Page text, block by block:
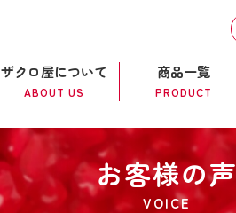
ザクロ屋について
ABOUT US
商品一覧
PRODUCT
お客様の声
VOICE